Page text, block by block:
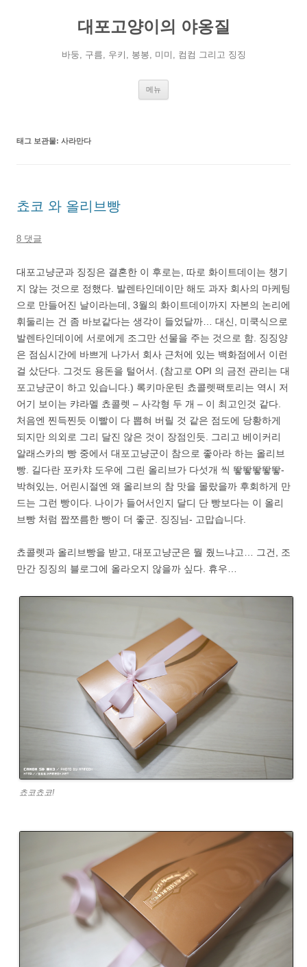
대포고양이의 야옹질
바둥, 구름, 우키, 봉봉, 미미, 컴컴 그리고 징징
메뉴
태그 보관물: 사라만다
쵸코 와 올리브빵
8 댓글
대포고냥군과 징징은 결혼한 이 후로는, 따로 화이트데이는 챙기
지 않는 것으로 정했다. 발렌타인데이만 해도 과자 회사의 마케팅
으로 만들어진 날이라는데, 3월의 화이트데이까지 자본의 논리에
휘둘리는 건 좀 바보같다는 생각이 들었달까… 대신, 미쿡식으로
발렌타인데이에 서로에게 조그만 선물을 주는 것으로 함. 징징양
은 점심시간에 바쁘게 나가서 회사 근처에 있는 백화점에서 이런
걸 샀단다. 그것도 용돈을 털어서. (참고로 OPI 의 금전 관리는 대
포고냥군이 하고 있습니다.) 록키마운틴 쵸콜렛팩토리는 역시 저
어기 보이는 캬라멜 쵸콜렛 – 사각형 두 개 – 이 최고인것 같다.
처음엔 찐득찐듯 이빨이 다 뽑혀 버릴 것 같은 점도에 당황하게
되지만 의외로 그리 달진 않은 것이 장점인듯. 그리고 베이커리
알래스카의 빵 중에서 대포고냥군이 참으로 좋아라 하는 올리브
빵. 길다란 포카챠 도우에 그린 올리브가 다섯개 씩 뙇뙇뙇뙇뙇-
박혀있는, 어린시절엔 왜 올리브의 참 맛을 몰랐을까 후회하게 만
드는 그런 빵이다. 나이가 들어서인지 달디 단 빵보다는 이 올리
브빵 처럼 짭쪼름한 빵이 더 좋군. 징징님- 고맙습니다.
쵸콜렛과 올리브빵을 받고, 대포고냥군은 뭘 줬느냐고… 그건, 조
만간 징징의 블로그에 올라오지 않을까 싶다. 휴우…
쵸코쵸코!